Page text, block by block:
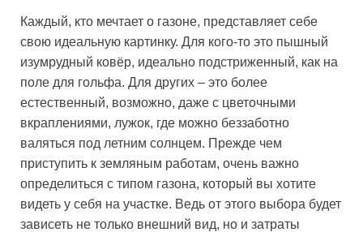
Каждый, кто мечтает о газоне, представляет себе
свою идеальную картинку. Для кого-то это пышный
изумрудный ковёр, идеально подстриженный, как на
поле для гольфа. Для других – это более
естественный, возможно, даже с цветочными
вкраплениями, лужок, где можно беззаботно
валяться под летним солнцем. Прежде чем
приступить к земляным работам, очень важно
определиться с типом газона, который вы хотите
видеть у себя на участке. Ведь от этого выбора будет
зависеть не только внешний вид, но и затраты